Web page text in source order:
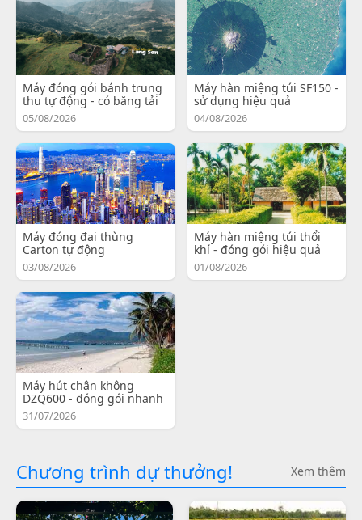
Máy đóng gói bánh trung
thu tự động - có băng tải
05/08/2026
Máy hàn miệng túi SF150 -
sử dụng hiệu quả
04/08/2026
Máy đóng đai thùng
Carton tự động
03/08/2026
Máy hàn miệng túi thổi
khí - đóng gói hiệu quả
01/08/2026
Máy hút chân không
DZQ600 - đóng gói nhanh
31/07/2026
Chương trình dự thưởng! Xem thêm